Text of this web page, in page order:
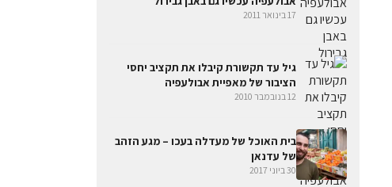
17 בינואר 2011
גיל עד תקשורת קיבלו את תקציב יחסי
הציבור של מאפיית אבולעפיה
12 בנובמבר 2010
בית האוכל של מעדלה בעכו – מגע הזהב
של עדנאן
30 ביוני 2017